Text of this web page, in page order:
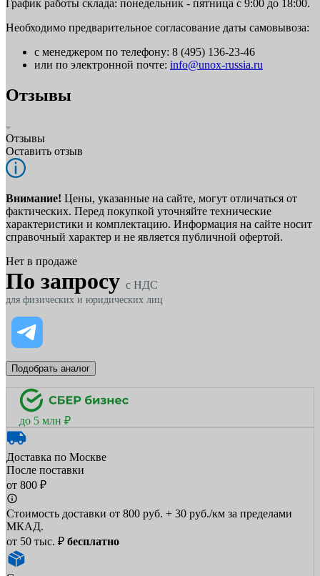
График работы склада: понедельник - пятница с 9:00 до 18:00.
Необходимо предварительное согласование даты самовывоза:
с менеджером по телефону: 8 (495) 136-23-46
или по электронной почте: info@unox-russia.ru
Отзывы
Отзывы
Оставить отзыв
Внимание! Цены, указанные на сайте, могут отличаться от
фактических. Перед покупкой уточняйте технические
характеристики и комплектацию. Информация на сайте носит
справочный характер и не является публичной офертой.
Нет в продаже
По запросу c НДС
для физических и юридических лиц
Подобрать аналог
до 5 млн ₽
Доставка по Москве
После поставки
от 800 ₽
Стоимость доставки от 800 руб. + 30 руб./км за пределами
МКАД.
от 50 тыс. ₽ бесплатно